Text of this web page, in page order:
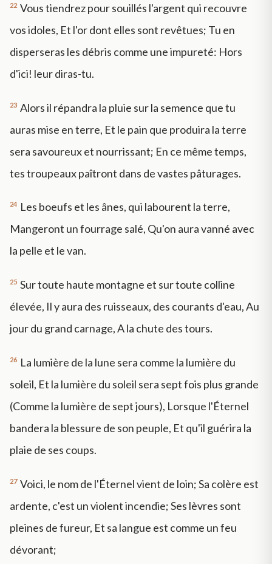
22 Vous tiendrez pour souillés l'argent qui recouvre
vos idoles, Et l'or dont elles sont revêtues; Tu en
disperseras les débris comme une impureté: Hors
d'ici! leur diras-tu.
23 Alors il répandra la pluie sur la semence que tu
auras mise en terre, Et le pain que produira la terre
sera savoureux et nourrissant; En ce même temps,
tes troupeaux paîtront dans de vastes pâturages.
24 Les boeufs et les ânes, qui labourent la terre,
Mangeront un fourrage salé, Qu'on aura vanné avec
la pelle et le van.
25 Sur toute haute montagne et sur toute colline
élevée, Il y aura des ruisseaux, des courants d'eau, Au
jour du grand carnage, A la chute des tours.
26 La lumière de la lune sera comme la lumière du
soleil, Et la lumière du soleil sera sept fois plus grande
(Comme la lumière de sept jours), Lorsque l'Éternel
bandera la blessure de son peuple, Et qu'il guérira la
plaie de ses coups.
27 Voici, le nom de l'Éternel vient de loin; Sa colère est
ardente, c'est un violent incendie; Ses lèvres sont
pleines de fureur, Et sa langue est comme un feu
dévorant;